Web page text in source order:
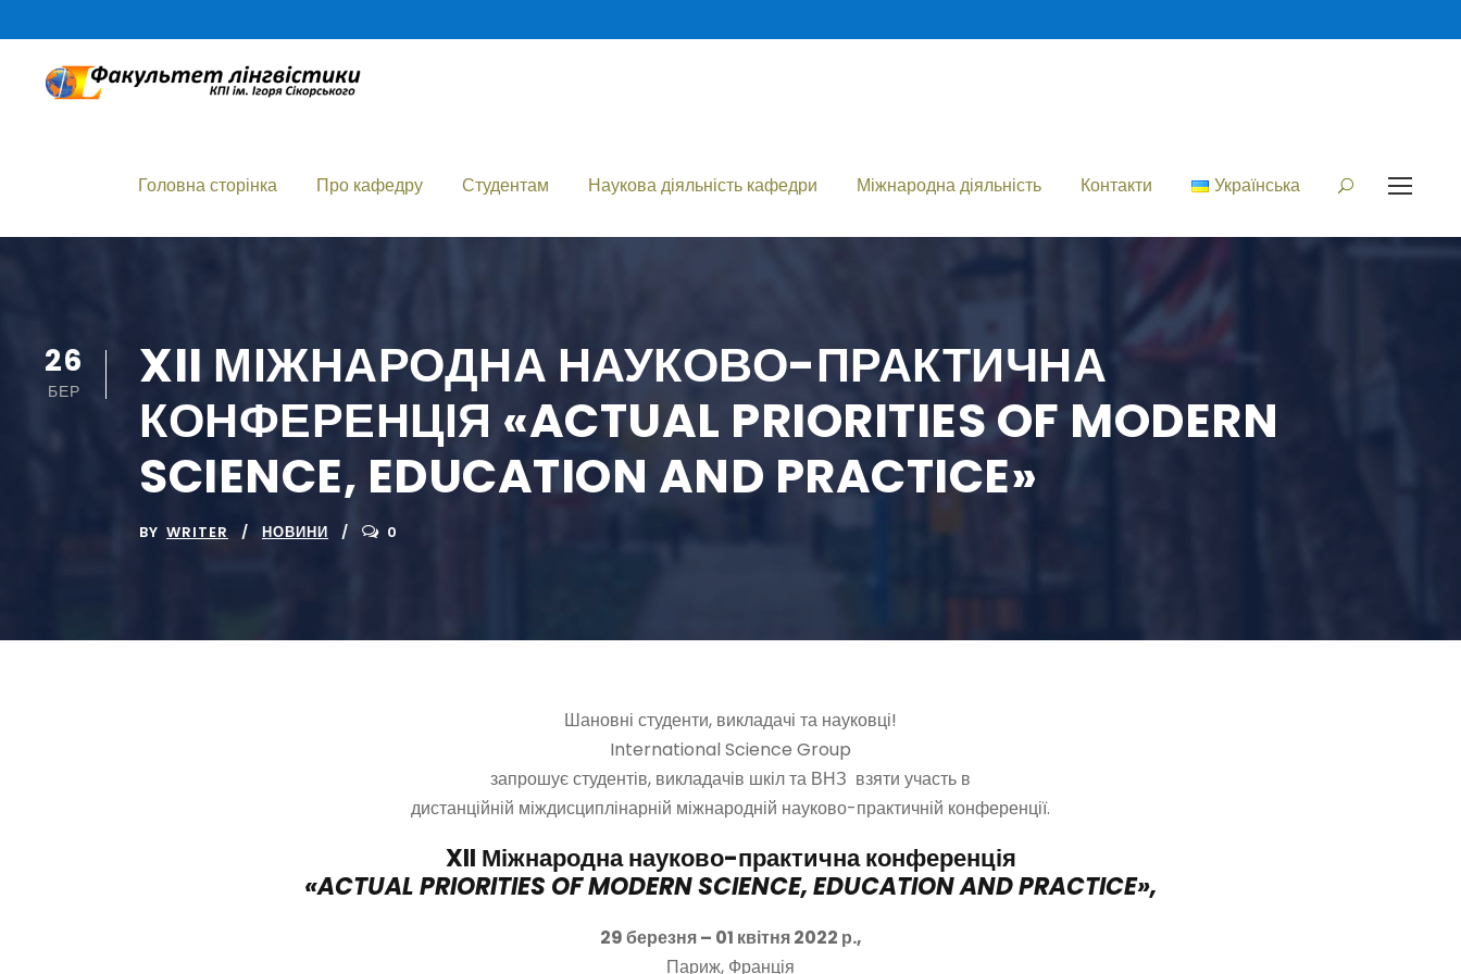
Головна сторінка Про кафедру Студентам Наукова діяльність кафедри Міжнародна діяльність Контакти Українська
26
БЕР
XII МІЖНАРОДНА НАУКОВО-ПРАКТИЧНА
КОНФЕРЕНЦІЯ «ACTUAL PRIORITIES OF MODERN
SCIENCE, EDUCATION AND PRACTICE»
BY WRITER НОВИНИ 0
Шановні студенти, викладачі та науковці!
International Science Group
запрошує студентів, викладачів шкіл та ВНЗ взяти участь в
дистанційній міждисциплінарній міжнародній науково-практичній конференції.
XII Міжнародна науково-практична конференція
«ACTUAL PRIORITIES OF MODERN SCIENCE, EDUCATION AND PRACTICE»,
29 березня– 01 квітня 2022 р.,
Париж, Франція